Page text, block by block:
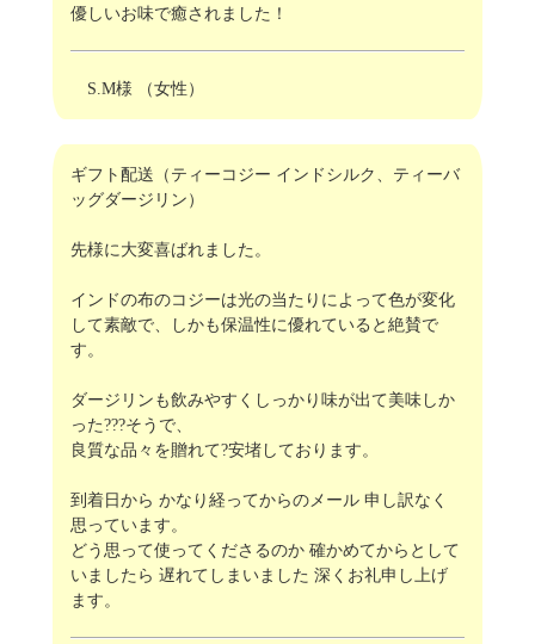
優しいお味で癒されました！
S.M様 （女性）
ギフト配送（ティーコジー インドシルク、ティーバ
ッグダージリン）
先様に大変喜ばれました。
インドの布のコジーは光の当たりによって色が変化
して素敵で、しかも保温性に優れていると絶賛で
す。
ダージリンも飲みやすくしっかり味が出て美味しか
った???そうで、
良質な品々を贈れて?安堵しております。
到着日から かなり経ってからのメール 申し訳なく
思っています。
どう思って使ってくださるのか 確かめてからとして
いましたら 遅れてしまいました 深くお礼申し上げ
ます。